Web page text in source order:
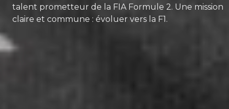
talent prometteur de la FIA Formule 2. Une mission
claire et commune : évoluer vers la F1.